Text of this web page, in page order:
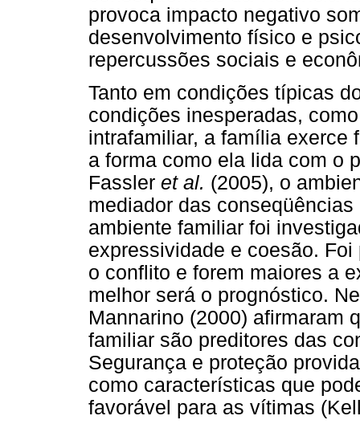
provoca impacto negativo
desenvolvimento físico e
repercussões sociais e
Tanto em condições típicas
condições inesperadas,
intrafamiliar, a família exerce
a forma como ela lida com o
Fassler et al. (2005), o
mediador das
ambiente familiar foi
expressividade e coesão.
o conflito e forem maiores a
melhor será o prognóstico.
Mannarino (2000) afirmaram
familiar são preditores das
Segurança e proteção
como características que
favorável para as vítimas